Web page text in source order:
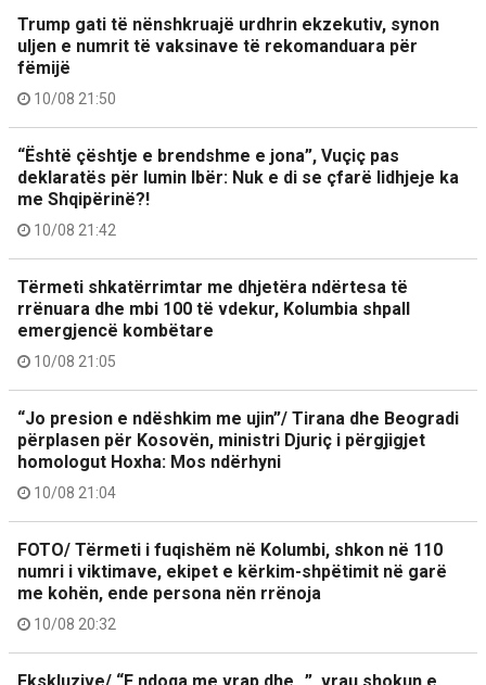
Trump gati të nënshkruajë urdhrin ekzekutiv, synon
uljen e numrit të vaksinave të rekomanduara për
fëmijë
10/08 21:50
“Është çështje e brendshme e jona”, Vuçiç pas
deklaratës për lumin Ibër: Nuk e di se çfarë lidhjeje ka
me Shqipërinë?!
10/08 21:42
Tërmeti shkatërrimtar me dhjetëra ndërtesa të
rrënuara dhe mbi 100 të vdekur, Kolumbia shpall
emergjencë kombëtare
10/08 21:05
“Jo presion e ndëshkim me ujin”/ Tirana dhe Beogradi
përplasen për Kosovën, ministri Djuriç i përgjigjet
homologut Hoxha: Mos ndërhyni
10/08 21:04
FOTO/ Tërmeti i fuqishëm në Kolumbi, shkon në 110
numri i viktimave, ekipet e kërkim-shpëtimit në garë
me kohën, ende persona nën rrënoja
10/08 20:32